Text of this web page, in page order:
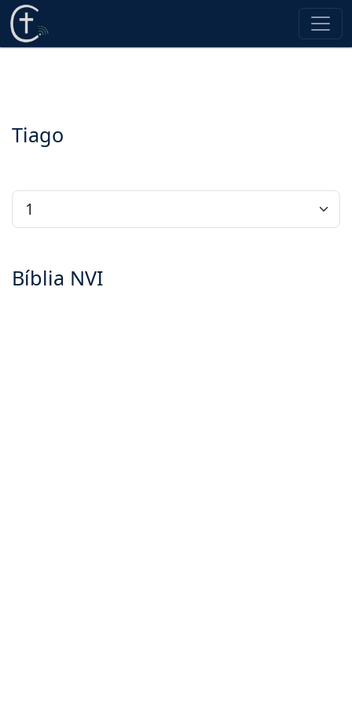
Tiago
Bíblia NVI